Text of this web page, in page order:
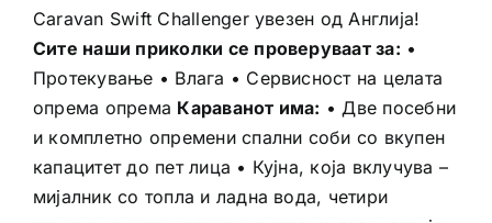
Caravan Swift Challenger увезен од Англија!
Сите наши приколки се проверуваат за: •
Протекување • Влага • Сервисност на целата
опрема опрема Караванот има: • Две посебни
и комплетно опремени спални соби со вкупен
капацитет до пет лица • Кујна, која вклучува –
мијалник со топла и ладна вода, четири